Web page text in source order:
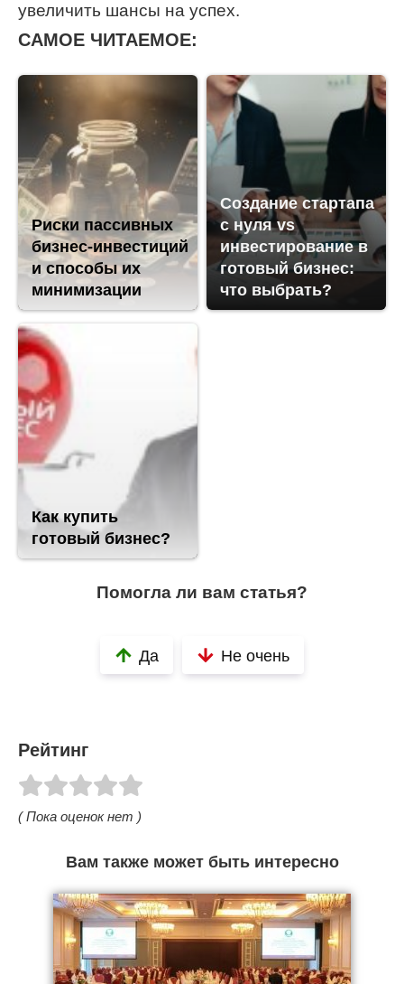
увеличить шансы на успех.
САМОЕ ЧИТАЕМОЕ:
Риски пассивных
бизнес-инвестиций
и способы их
минимизации
Создание стартапа
с нуля vs
инвестирование в
готовый бизнес:
что выбрать?
Как купить
готовый бизнес?
Помогла ли вам статья?
Да Не очень
Рейтинг
( Пока оценок нет )
Вам также может быть интересно